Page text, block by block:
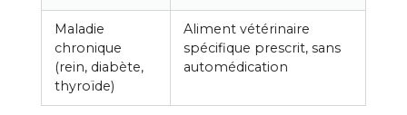
Maladie
chronique
(rein, diabète,
thyroïde)
Aliment vétérinaire
spécifique prescrit, sans
automédication